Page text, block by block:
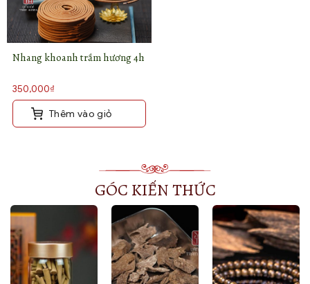
Nhang khoanh trầm hương 4h
350,000₫
Thêm vào giỏ
GÓC KIẾN THỨC